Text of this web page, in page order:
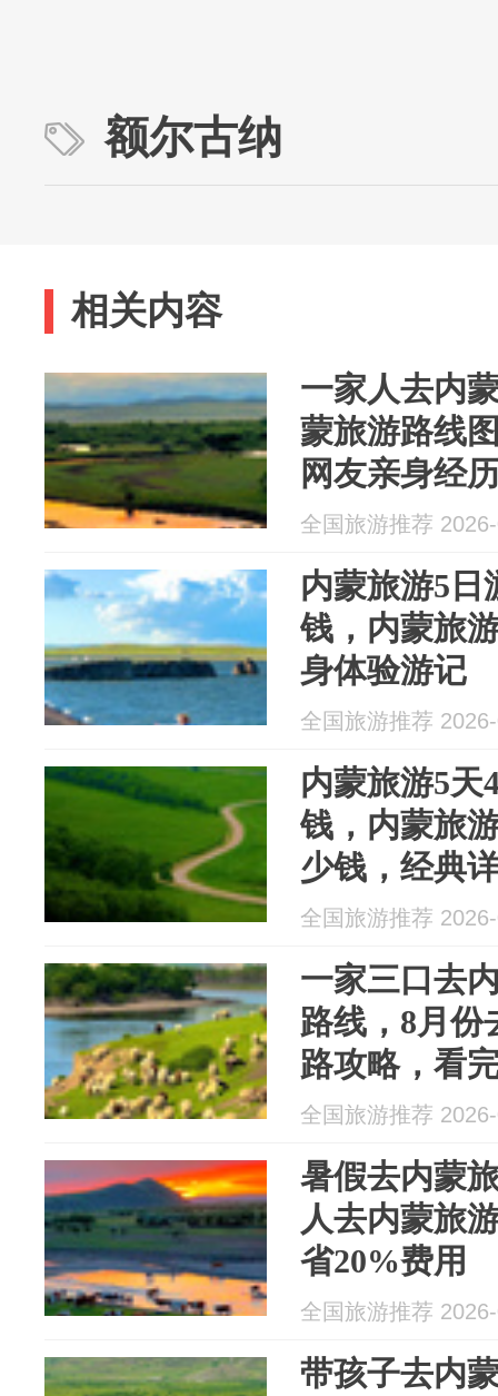
额尔古纳
相关内容
一家人去内
蒙旅游路线
网友亲身经
全国旅游推荐
内蒙旅游5日
钱，内蒙旅
身体验游记
全国旅游推荐
内蒙旅游5天
钱，内蒙旅
少钱，经典
全国旅游推荐
一家三口去
路线，8月份
路攻略，看
全国旅游推荐
暑假去内蒙
人去内蒙旅
省20%费用
全国旅游推荐
带孩子去内